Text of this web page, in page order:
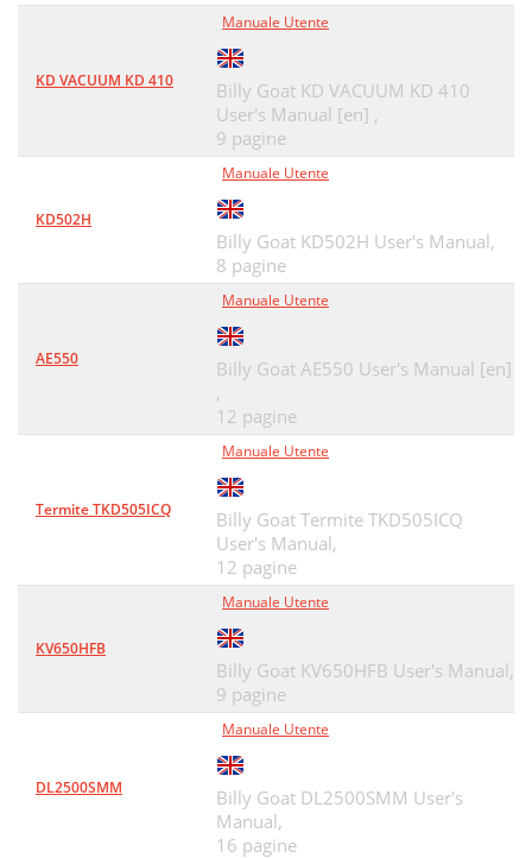
KD VACUUM KD 410
Manuale Utente
Billy Goat KD VACUUM KD 410
User's Manual [en] ,
9 pagine
KD502H
Manuale Utente
Billy Goat KD502H User's Manual,
8 pagine
AE550
Manuale Utente
Billy Goat AE550 User's Manual [en]
,
12 pagine
Termite TKD505ICQ
Manuale Utente
Billy Goat Termite TKD505ICQ
User's Manual,
12 pagine
KV650HFB
Manuale Utente
Billy Goat KV650HFB User's Manual,
9 pagine
DL2500SMM
Manuale Utente
Billy Goat DL2500SMM User's
Manual,
16 pagine